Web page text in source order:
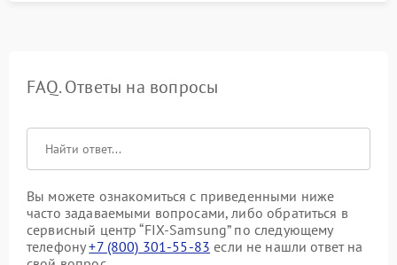
FAQ. Ответы на вопросы
Вы можете ознакомиться с приведенными ниже
часто задаваемыми вопросами, либо обратиться в
сервисный центр “FIX-Samsung” по следующему
телефону+7 (800) 301-55-83 если не нашли ответ на